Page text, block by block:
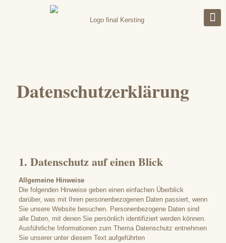
Datenschutzerklärung
1. Datenschutz auf einen Blick
Allgemeine Hinweise
Die folgenden Hinweise geben einen einfachen Überblick
darüber, was mit Ihren personenbezogenen Daten passiert, wenn
Sie unsere Website besuchen. Personenbezogene Daten sind
alle Daten, mit denen Sie persönlich identifiziert werden können.
Ausführliche Informationen zum Thema Datenschutz entnehmen
Sie unserer unter diesem Text aufgeführten